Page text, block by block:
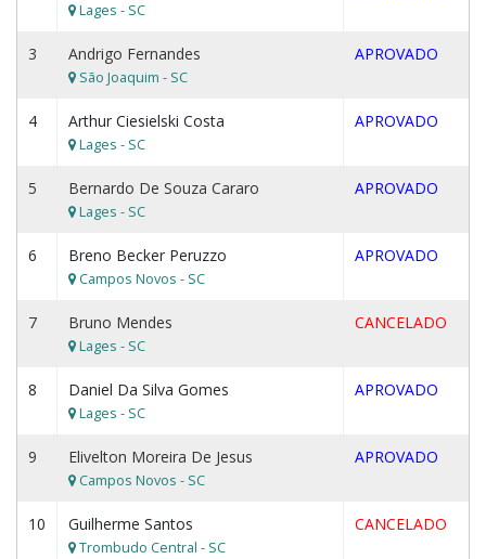
Lages - SC
3 Andrigo Fernandes
São Joaquim - SC
APROVADO
4 Arthur Ciesielski Costa
Lages - SC
APROVADO
5 Bernardo De Souza Cararo
Lages - SC
APROVADO
6 Breno Becker Peruzzo
Campos Novos - SC
APROVADO
7 Bruno Mendes
Lages - SC
CANCELADO
8 Daniel Da Silva Gomes
Lages - SC
APROVADO
9 Elivelton Moreira De Jesus
Campos Novos - SC
APROVADO
10 Guilherme Santos
Trombudo Central - SC
CANCELADO